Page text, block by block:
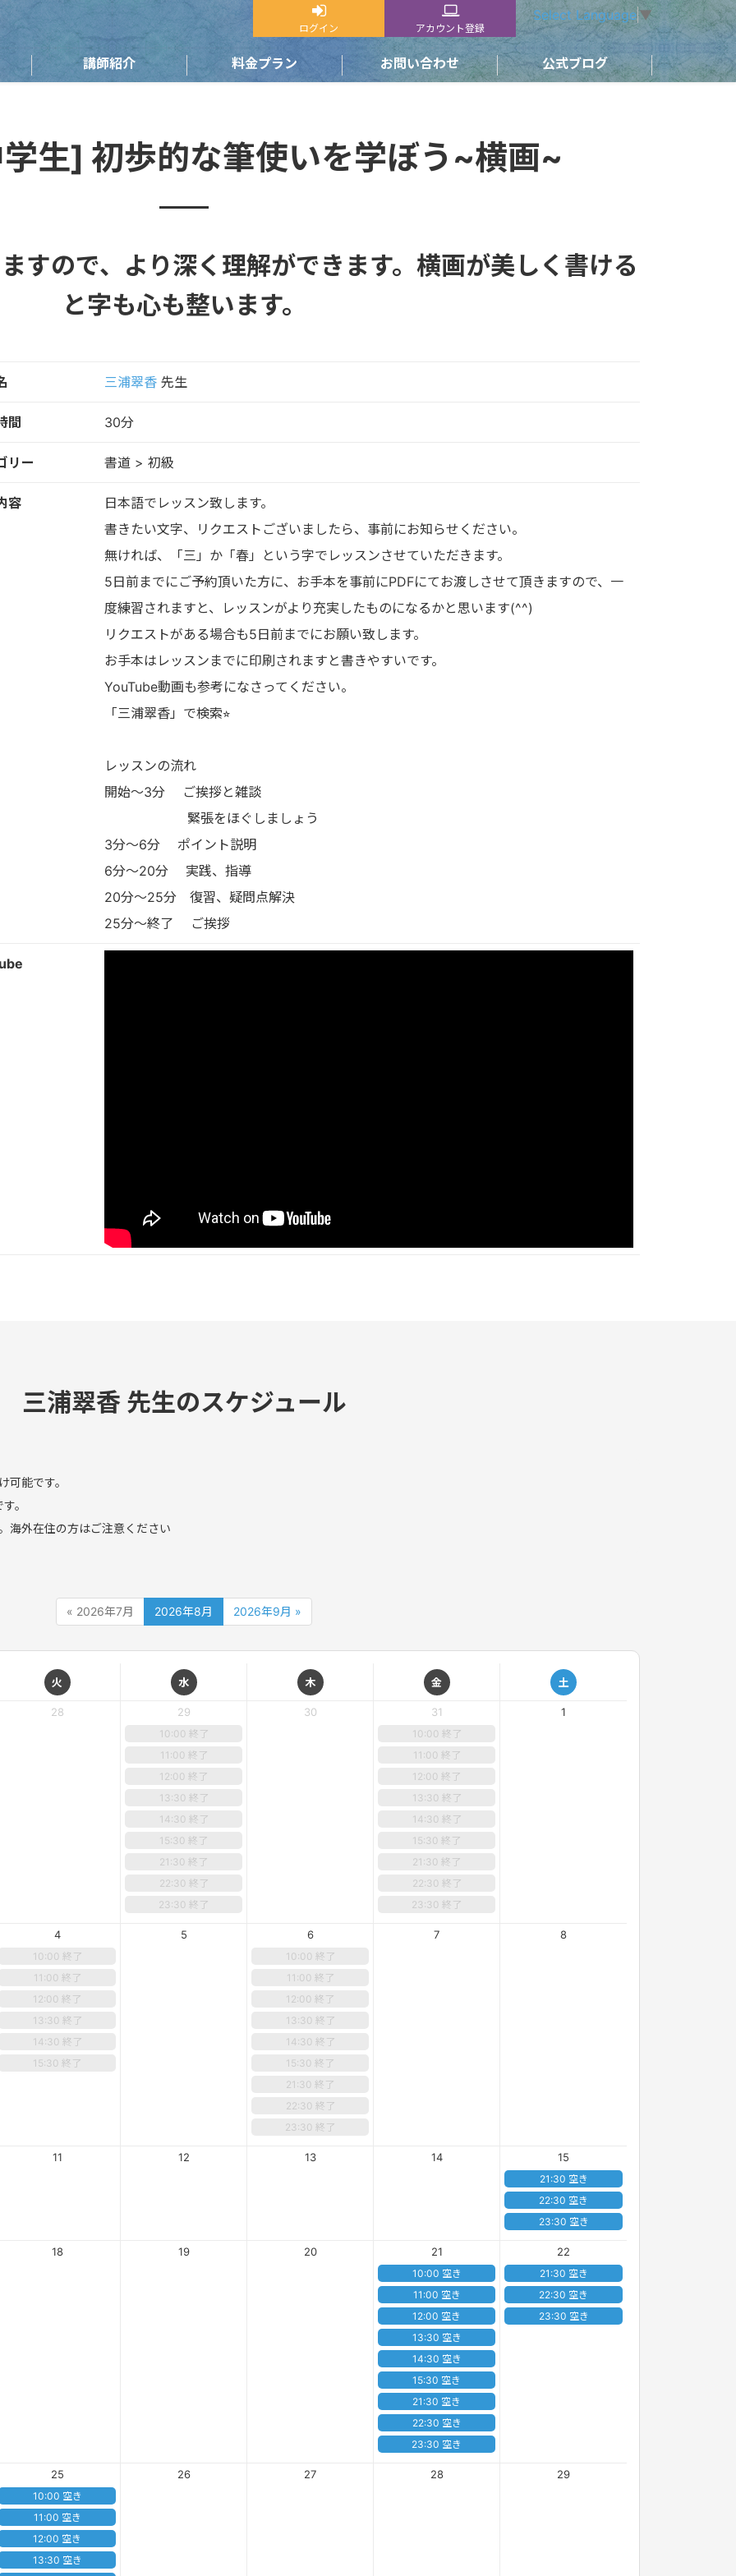
Select Language▼
ログイン アカウント登録
講師紹介 料金プラン お問い合わせ 公式ブログ
生] 初歩的な筆使いを学ぼう~横画~
すので、より深く理解ができます。横画が美しく書ける
と字も心も整います。
三浦翠香 先生
間 30分
リー 書道 > 初級
容
日本語でレッスン致します。
書きたい文字、リクエストございましたら、事前にお知らせください。
無ければ、「三」か「春」という字でレッスンさせていただきます。
5日前までにご予約頂いた方に、お手本を事前にPDFにてお渡しさせて頂きますので、一
度練習されますと、レッスンがより充実したものになるかと思います(^^)
リクエストがある場合も5日前までにお願い致します。
お手本はレッスンまでに印刷されますと書きやすいです。
YouTube動画も参考になさってください。
「三浦翠香」で検索⭐︎
レッスンの流れ
開始〜3分 ご挨拶と雑談
緊張をほぐしましょう
3分〜6分 ポイント説明
6分〜20分 実践、指導
20分〜25分 復習、疑問点解決
25分〜終了 ご挨拶
三浦翠香 先生のスケジュール
可能です。
。
海外在住の方はご注意ください
« 2026年7月 2026年8月 2026年9月 »
火 水 木 金 土
28 29
10:00 終了
11:00 終了
12:00 終了
13:30 終了
14:30 終了
15:30 終了
21:30 終了
22:30 終了
23:30 終了
30 31
10:00 終了
11:00 終了
12:00 終了
13:30 終了
14:30 終了
15:30 終了
21:30 終了
22:30 終了
23:30 終了
1
4
10:00 終了
11:00 終了
12:00 終了
13:30 終了
14:30 終了
15:30 終了
5 6
10:00 終了
11:00 終了
12:00 終了
13:30 終了
14:30 終了
15:30 終了
21:30 終了
22:30 終了
23:30 終了
7 8
11 12 13 14 15
21:30 空き
22:30 空き
23:30 空き
18 19 20 21
10:00 空き
11:00 空き
12:00 空き
13:30 空き
14:30 空き
15:30 空き
21:30 空き
22:30 空き
23:30 空き
22
21:30 空き
22:30 空き
23:30 空き
25
10:00 空き
11:00 空き
12:00 空き
13:30 空き
26 27 28 29